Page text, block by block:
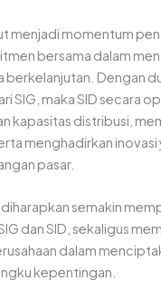
menjadi momentum
bersama dalam
berkelanjutan. Dengan
SIG, maka SID secara
kapasitas distribusi,
menghadirkan
pasar.
diharapkan semakin
dan SID, sekaligus
dalam
kepentingan.